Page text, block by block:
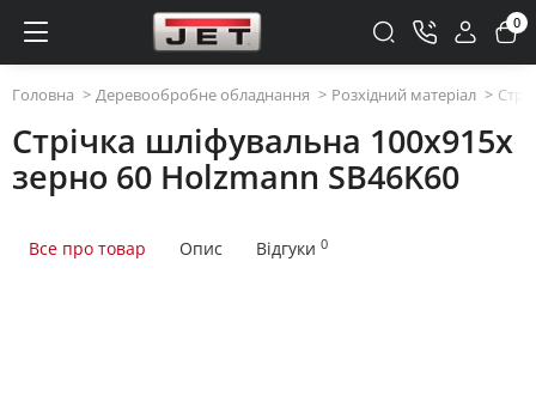
0
Головна Деревообробне обладнання Розхідний матеріал
Стрічка шліфувальна 100x915x
зерно 60 Holzmann SB46K60
Все про товар Опис Відгуки 0